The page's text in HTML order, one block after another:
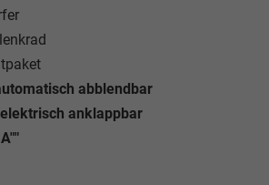
abblendbar
anklappbar